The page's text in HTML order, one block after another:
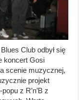
Club odbył się
koncert Gosi
scenie muzycznej,
projekt
z R’n’B z